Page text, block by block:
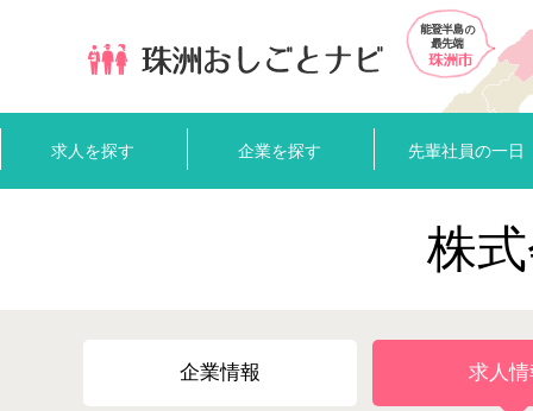
求人を探す 企業を探す 先輩社員の一日
株
企業情報 求人